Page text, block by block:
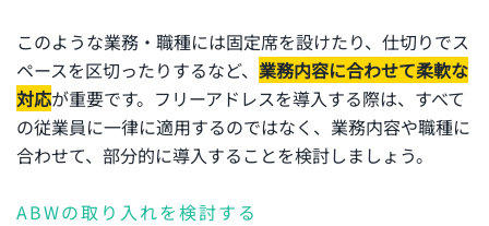
このような業務・職種には固定席を設けたり、仕切りでス
ペースを区切ったりするなど、 業務内容に合わせて柔軟な
対応が重要です。フリーアドレスを導入する際は、すべて
の従業員に一律に適用するのではなく、業務内容や職種に
合わせて、部分的に導入することを検討しましょう。
ABWの取り入れを検討する